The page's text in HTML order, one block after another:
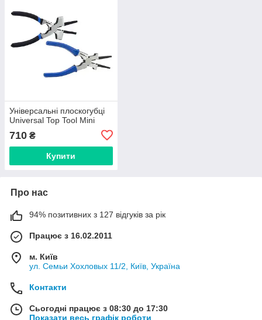
Універсальні плоскогубці
Universal Top Tool Mini
710 ₴
Купити
Про нас
94% позитивних з 127 відгуків за рік
Працює з 16.02.2011
м. Київ
ул. Семьи Хохловых 11/2, Київ, Україна
Контакти
Сьогодні працює з 08:30 до 17:30
Показати весь графік роботи